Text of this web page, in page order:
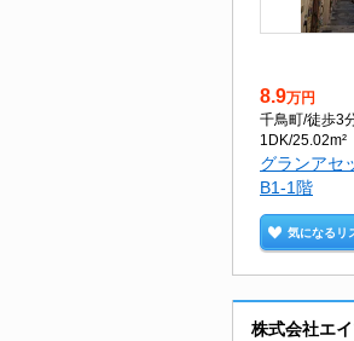
8.9万円
千鳥町/徒歩3
1DK/25.02m²
グランアセ
B1-1階
気になるリ
株式会社エ